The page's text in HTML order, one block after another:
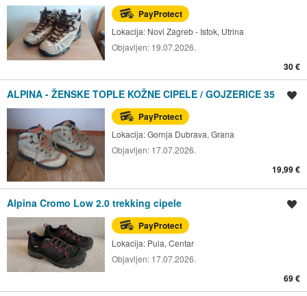
PayProtect
Lokacija: Novi Zagreb - Istok, Utrina
Objavljen: 19.07.2026.
30 €
ALPINA - ŽENSKE TOPLE KOŽNE CIPELE / GOJZERICE 35
PayProtect
Lokacija:Gornja Dubrava, Grana
Objavljen: 17.07.2026.
19,99 €
Alpina Cromo Low 2.0 trekking cipele
PayProtect
Lokacija: Pula, Centar
Objavljen: 17.07.2026.
69 €